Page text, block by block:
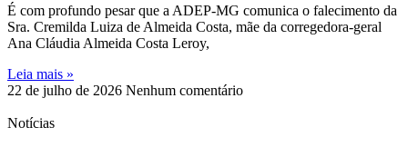
É com profundo pesar que a ADEP-MG comunica o falecimento da
Sra. Cremilda Luiza de Almeida Costa, mãe da corregedora-geral
Ana Cláudia Almeida Costa Leroy,
Leia mais »
22 de julho de 2026 Nenhum comentário
Notícias